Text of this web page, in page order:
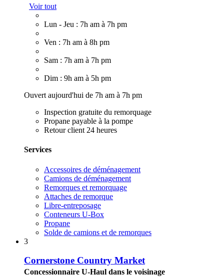
Voir tout
Lun - Jeu : 7h am à 7h pm
Ven : 7h am à 8h pm
Sam : 7h am à 7h pm
Dim : 9h am à 5h pm
Ouvert aujourd'hui de 7h am à 7h pm
Inspection gratuite du remorquage
Propane payable à la pompe
Retour client 24 heures
Services
Accessoires de déménagement
Camions de déménagement
Remorques et remorquage
Attaches de remorque
Libre-entreposage
Conteneurs U-Box
Propane
Solde de camions et de remorques
3
Cornerstone Country Market
Concessionnaire U-Haul dans le voisinage